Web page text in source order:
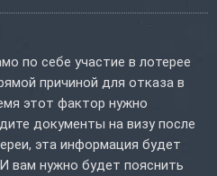
по себе участие в лотерее
причиной для отказа в
этот фактор нужно
документы на визу после
эта информация будет
вам нужно будет пояснить